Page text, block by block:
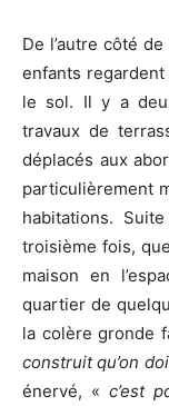
De l’autre côté
enfants
le sol. Il y a
travaux de
déplacés aux
particulièrement
habitations.
troisième fois,
maison en
quartier de
la colère gronde
construit qu’on
énervé, «c’est